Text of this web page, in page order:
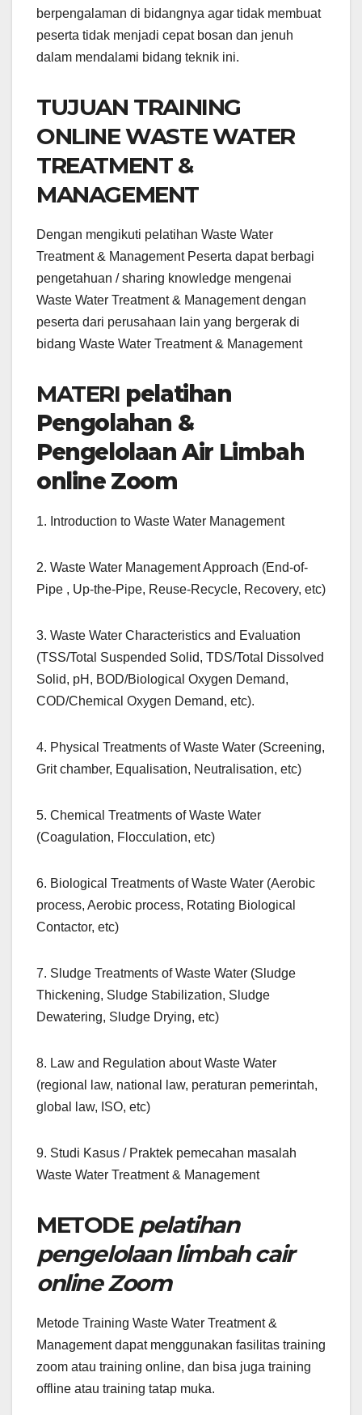
berpengalaman di bidangnya agar tidak membuat
peserta tidak menjadi cepat bosan dan jenuh
dalam mendalami bidang teknik ini.
TUJUAN TRAINING
ONLINE WASTE WATER
TREATMENT &
MANAGEMENT
Dengan mengikuti pelatihan Waste Water
Treatment & Management Peserta dapat berbagi
pengetahuan / sharing knowledge mengenai
Waste Water Treatment & Management dengan
peserta dari perusahaan lain yang bergerak di
bidang Waste Water Treatment & Management
MATERI pelatihan
Pengolahan &
Pengelolaan Air Limbah
online Zoom
1. Introduction to Waste Water Management
2. Waste Water Management Approach (End-of-
Pipe , Up-the-Pipe, Reuse-Recycle, Recovery, etc)
3. Waste Water Characteristics and Evaluation
(TSS/Total Suspended Solid, TDS/Total Dissolved
Solid, pH, BOD/Biological Oxygen Demand,
COD/Chemical Oxygen Demand, etc).
4. Physical Treatments of Waste Water (Screening,
Grit chamber, Equalisation, Neutralisation, etc)
5. Chemical Treatments of Waste Water
(Coagulation, Flocculation, etc)
6. Biological Treatments of Waste Water (Aerobic
process, Aerobic process, Rotating Biological
Contactor, etc)
7. Sludge Treatments of Waste Water (Sludge
Thickening, Sludge Stabilization, Sludge
Dewatering, Sludge Drying, etc)
8. Law and Regulation about Waste Water
(regional law, national law, peraturan pemerintah,
global law, ISO, etc)
9. Studi Kasus / Praktek pemecahan masalah
Waste Water Treatment & Management
METODE pelatihan
pengelolaan limbah cair
online Zoom
Metode Training Waste Water Treatment &
Management dapat menggunakan fasilitas training
zoom atau training online, dan bisa juga training
offline atau training tatap muka.